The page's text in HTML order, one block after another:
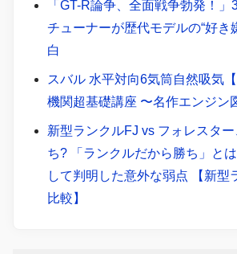
「GT-R論争、全面戦争勃発！」
チューナーが歴代モデルの“好き
白
スバル 水平対向6気筒自然吸気
機関超基礎講座 〜名作エンジン
新型ランクルFJ vs フォレスタ
ち? 「ランクルだから勝ち」と
して判明した意外な弱点 【新型
比較】